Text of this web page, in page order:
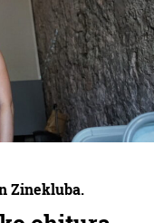
Zinekluba.